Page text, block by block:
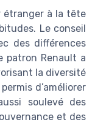
étranger à la tête
Le conseil
des différences
patron Renault a
la diversité
d’améliorer
soulevé des
et des